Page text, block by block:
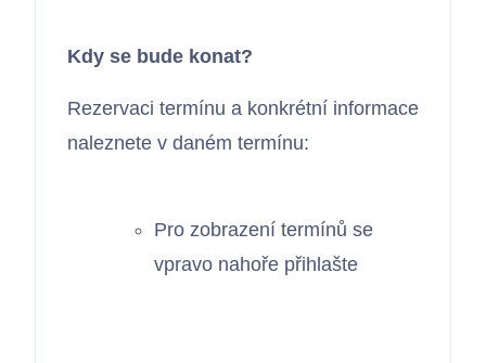
Kdy se bude konat?
Rezervaci termínu a konkrétní informace
naleznete v daném termínu:
Pro zobrazení termínů se
vpravo nahoře přihlašte